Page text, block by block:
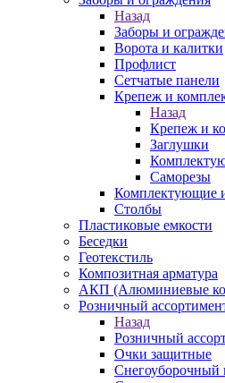
Назад
Заборы и
Ворота и калитки
Профлист
Сетчатые панели
Крепеж и
Назад
Крепеж и
Заглушки
Саморезы
Комплектующие
Столбы
Пластиковые емкости
Беседки
Геотекстиль
Композитная арматура
АКП (Алюминиевые
Розничный
Назад
Розничный
Очки защитные
Снегоуборочный